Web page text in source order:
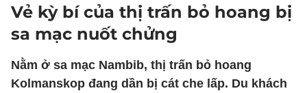
Vẻ kỳ bí của thị trấn bỏ hoang bị
sa mạc nuốt chửng
Nằm ở sa mạc Nambib, thị trấn bỏ hoang
Kolmanskop đang dần bị cát che lấp. Du khách